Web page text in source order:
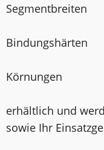
Segmentbreiten
Bindungshärten
Körnungen
erhältlich und
sowie Ihr